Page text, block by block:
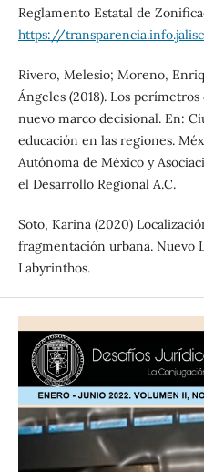
Reglamento Estatal de
https://
Rivero, Melesio; Moreno,
Ángeles (2018). Los
nuevo marco decisional. En:
educación en las regiones.
Autónoma de México y
el Desarrollo Regional A.C.
Soto, Karina (2020)
fragmentación urbana. Nuevo
Labyrinthos.